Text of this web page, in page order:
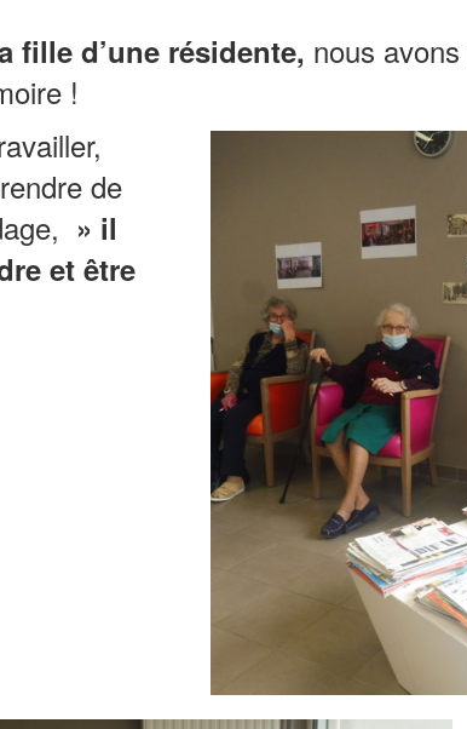
fille d’une résidente, nous
!
de
» il
et être